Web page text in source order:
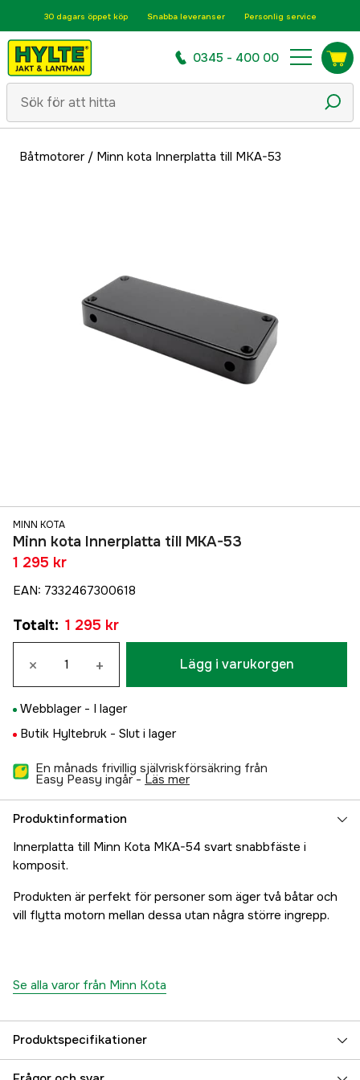
30 dagars öppet köp Snabba leveranser Personlig service
0345 - 400 00
Båtmotorer/ Minn kota Innerplatta till MKA-53
MINN KOTA
Minn kota Innerplatta till MKA-53
1 295 kr
EAN: 7332467300618
Totalt: 1 295 kr
× + Lägg i varukorgen
Webblager - I lager
Butik Hyltebruk - Slut i lager
En månads frivillig självriskförsäkring från
Easy Peasy ingår - läs mer
Produktinformation
Innerplatta till Minn Kota MKA-54 svart snabbfäste i
komposit.
Produkten är perfekt för personer som äger två båtar och
vill flytta motorn mellan dessa utan några större ingrepp.
Se alla varor från Minn Kota
Produktspecifikationer
Referensnummer 5000079084